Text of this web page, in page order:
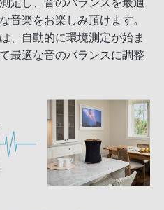
定し、音のバランスを最適
音楽をお楽しみ頂けます。
、自動的に環境測定が始ま
最適な音のバランスに調整